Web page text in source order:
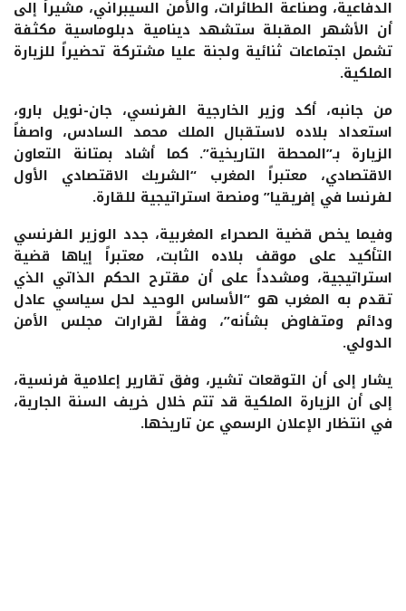
الدفاعية، وصناعة الطائرات، والأمن السيبراني، مشيراً إلى
أن الأشهر المقبلة ستشهد دينامية دبلوماسية مكثفة
تشمل اجتماعات ثنائية ولجنة عليا مشتركة تحضيراً للزيارة
الملكية.
من جانبه، أكد وزير الخارجية الفرنسي، جان-نويل بارو،
استعداد بلاده لاستقبال الملك محمد السادس، واصفاً
الزيارة بـ”المحطة التاريخية”. كما أشاد بمتانة التعاون
الاقتصادي، معتبراً المغرب “الشريك الاقتصادي الأول
لفرنسا في إفريقيا” ومنصة استراتيجية للقارة.
وفيما يخص قضية الصحراء المغربية، جدد الوزير الفرنسي
التأكيد على موقف بلاده الثابت، معتبراً إياها قضية
استراتيجية، ومشدداً على أن مقترح الحكم الذاتي الذي
تقدم به المغرب هو “الأساس الوحيد لحل سياسي عادل
ودائم ومتفاوض بشأنه”، وفقاً لقرارات مجلس الأمن
الدولي.
يشار إلى أن التوقعات تشير، وفق تقارير إعلامية فرنسية،
إلى أن الزيارة الملكية قد تتم خلال خريف السنة الجارية،
في انتظار الإعلان الرسمي عن تاريخها.